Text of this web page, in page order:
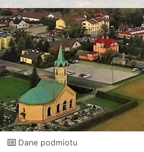
Dane podmiotu